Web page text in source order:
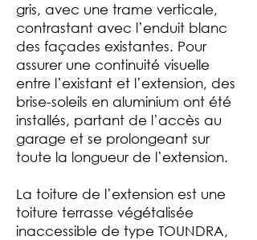
gris, avec une trame verticale,
contrastant avec l’enduit blanc
des façades existantes. Pour
assurer une continuité visuelle
entre l’existant et l’extension, des
brise-soleils en aluminium ont été
installés, partant de l’accès au
garage et se prolongeant sur
toute la longueur de l’extension.
La toiture de l’extension est une
toiture terrasse végétalisée
inaccessible de type TOUNDRA,